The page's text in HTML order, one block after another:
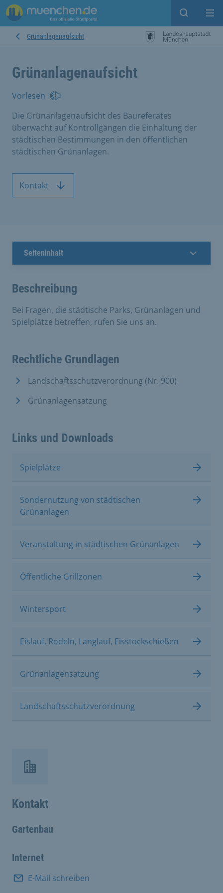
Suche
Grünanlagenaufsicht
Grünanlagenaufsicht
Vorlesen
Die Grünanlagenaufsicht des Baureferates
überwacht auf Kontrollgängen die Einhaltung der
städtischen Bestimmungen in den öffentlichen
städtischen Grünanlagen.
Kontakt
Seiteninhalt
Beschreibung
Bei Fragen, die städtische Parks, Grünanlagen und
Spielplätze betreffen, rufen Sie uns an.
Rechtliche Grundlagen
Landschaftsschutzverordnung (Nr. 900)
Grünanlagensatzung
Links und Downloads
Spielplätze
Sondernutzung von städtischen
Grünanlagen
Veranstaltung in städtischen Grünanlagen
Öffentliche Grillzonen
Wintersport
Eislauf, Rodeln, Langlauf, Eisstockschießen
Grünanlagensatzung
Landschaftsschutzverordnung
Kontakt
Gartenbau
Internet
E-Mail schreiben